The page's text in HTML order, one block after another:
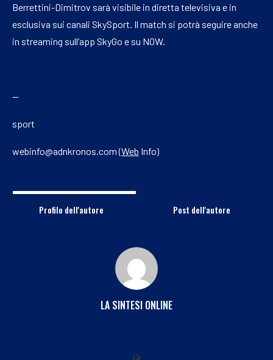
Berrettini-Dimitrov sarà visibile in diretta televisiva e in
esclusiva sui canali SkySport. Il match si potrà seguire anche
in streaming sull’app SkyGo e su NOW.
—
sport
webinfo@adnkronos.com (Web Info)
Profilo dell'autore Post dell'autore
LA SINTESI ONLINE